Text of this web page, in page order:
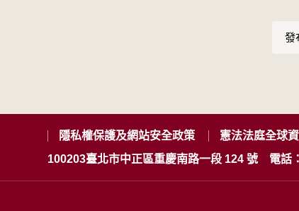
發
隱私權保護及網站安全政策
憲法法庭全球
100203臺北市中正區重慶南路一段 124 號
電話